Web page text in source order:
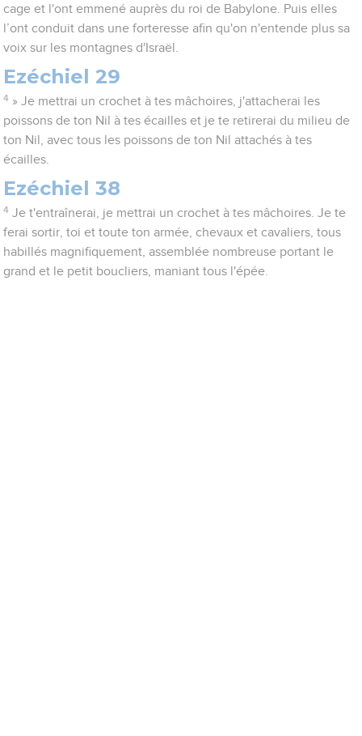
cage et l'ont emmené auprès du roi de Babylone. Puis elles
l’ont conduit dans une forteresse afin qu'on n'entende plus sa
voix sur les montagnes d'Israël.
Ezéchiel 29
4 » Je mettrai un crochet à tes mâchoires, j'attacherai les
poissons de ton Nil à tes écailles et je te retirerai du milieu de
ton Nil, avec tous les poissons de ton Nil attachés à tes
écailles.
Ezéchiel 38
4 Je t'entraînerai, je mettrai un crochet à tes mâchoires. Je te
ferai sortir, toi et toute ton armée, chevaux et cavaliers, tous
habillés magnifiquement, assemblée nombreuse portant le
grand et le petit boucliers, maniant tous l'épée.